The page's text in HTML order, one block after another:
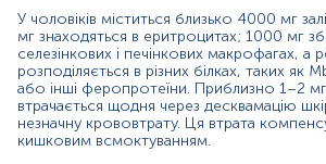
дня. Таким чином, вимірювання
використовувати для підтвердження
або перевантаження залізом.
Показання до призначення:
Скринінгове обстеження в осіб з
ризиком дефіциту заліза, зокрема:
У чоловіків міститься близько 4000 мг
мг знаходяться в еритроцитах; 1000 мг
селезінкових і печінкових макрофагах, а
розподіляється в різних білках, таких як
або інші феропротеїни. Приблизно 1–2 мг
втрачається щодня через десквамацію
незначну крововтрату. Ця втрата
кишковим всмоктуванням.